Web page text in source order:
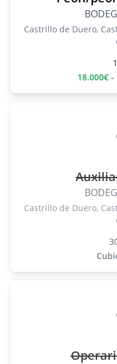
Castrillo de Duero,
18.000€
Castrillo de Duero,